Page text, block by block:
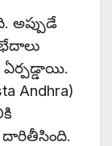
అప్పుడే
ఏర్పడ్డాయి.
Andhra)